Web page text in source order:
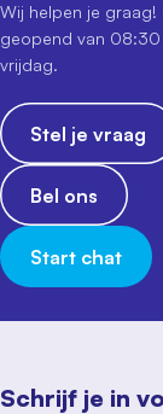
Schrijf je in
Wij helpen je graag!
geopend van 08:30
vrijdag.
Stel je vraag
Bel ons
Start chat